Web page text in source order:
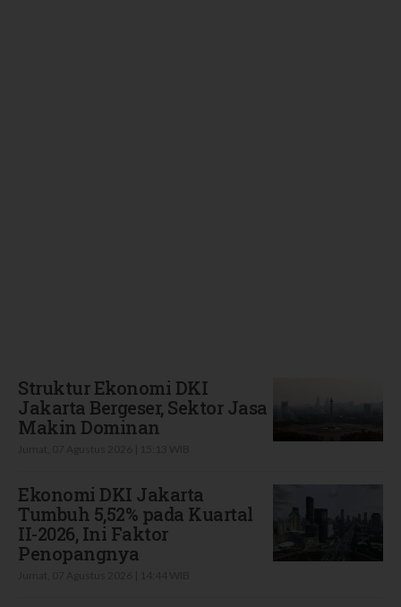
Struktur Ekonomi DKI
Jakarta Bergeser, Sektor Jasa
Makin Dominan
Ekonomi DKI Jakarta
Tumbuh 5,52% pada Kuartal
II-2026, Ini Faktor
Penopangnya